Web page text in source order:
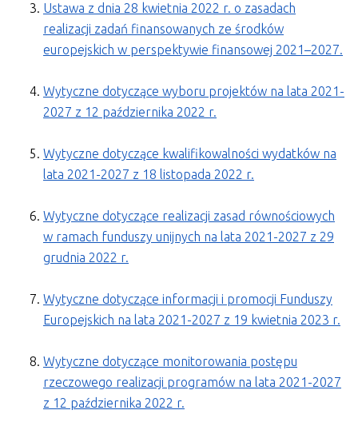
Ustawa z dnia 28 kwietnia 2022 r. o zasadach
realizacji zadań finansowanych ze środków
europejskich w perspektywie finansowej 2021–2027.
Wytyczne dotyczące wyboru projektów na lata 2021-
2027 z 12 października 2022 r.
Wytyczne dotyczące kwalifikowalności wydatków na
lata 2021-2027 z 18 listopada 2022 r.
Wytyczne dotyczące realizacji zasad równościowych
w ramach funduszy unijnych na lata 2021-2027 z 29
grudnia 2022 r.
Wytyczne dotyczące informacji i promocji Funduszy
Europejskich na lata 2021-2027 z 19 kwietnia 2023 r.
Wytyczne dotyczące monitorowania postępu
rzeczowego realizacji programów na lata 2021-2027
z 12 października 2022 r.